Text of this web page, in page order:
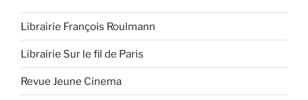
Librairie François Roulmann
Librairie Sur le fil de Paris
Revue Jeune Cinema